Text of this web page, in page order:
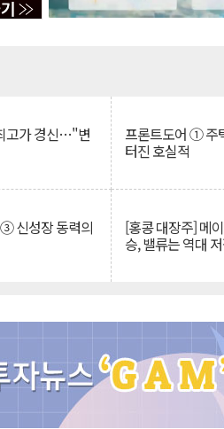
고가 경신…"변 프론트도어 ① 주
터진 호실적
신성장 동력의 [홍콩 대장주] 메
승, 밸류는 역대